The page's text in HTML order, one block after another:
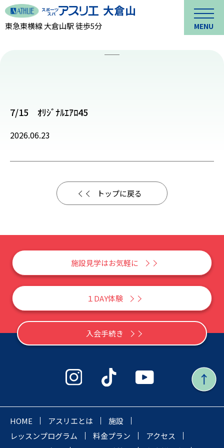
東急東横線 大倉山駅 徒歩5分 MENU
7/15 ｵﾘｼﾞﾅﾙｴｱﾛ45
2026.06.23
トップに戻る
施設見学はお気軽に
１DAY体験
入会手続き
HOME アスリエとは
施設
レッスンプログラム
料金プラン
アクセス